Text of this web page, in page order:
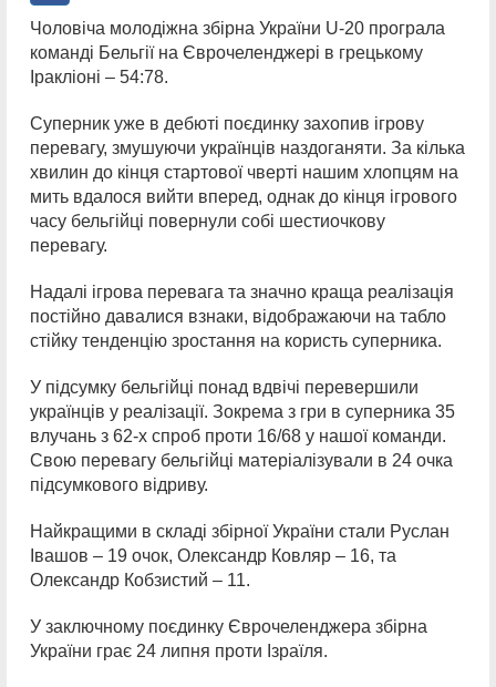
Чоловіча молодіжна збірна України U-20 програла
команді Бельгії на Єврочеленджері в грецькому
Іракліоні – 54:78.
Суперник уже в дебюті поєдинку захопив ігрову
перевагу, змушуючи українців наздоганяти. За кілька
хвилин до кінця стартової чверті нашим хлопцям на
мить вдалося вийти вперед, однак до кінця ігрового
часу бельгійці повернули собі шестиочкову
перевагу.
Надалі ігрова перевага та значно краща реалізація
постійно давалися взнаки, відображаючи на табло
стійку тенденцію зростання на користь суперника.
У підсумку бельгійці понад вдвічі перевершили
українців у реалізації. Зокрема з гри в суперника 35
влучань з 62-х спроб проти 16/68 у нашої команди.
Свою перевагу бельгійці матеріалізували в 24 очка
підсумкового відриву.
Найкращими в складі збірної України стали Руслан
Івашов – 19 очок, Олександр Ковляр – 16, та
Олександр Кобзистий – 11.
У заключному поєдинку Єврочеленджера збірна
України грає 24 липня проти Ізраїля.